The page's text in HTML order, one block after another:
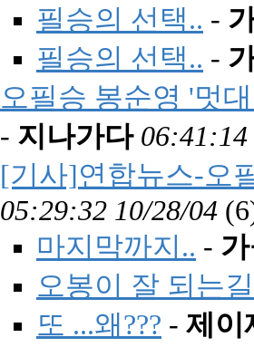
필승의 선택.. -
필승의 선택.. -
오필승 봉순영 '멋
- 지나가다
[기사]연합뉴스-오
05:29:32 10/28/04 (
마지막까지.. -
오봉이 잘 되는
또 ...왜??? - 제이